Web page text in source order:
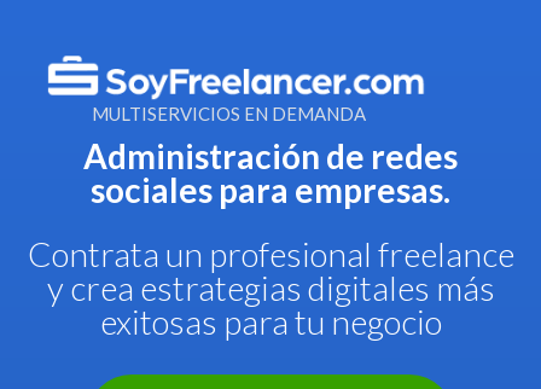
MULTISERVICIOS EN DEMANDA
Administración de redes
sociales para empresas.
Contrata un profesional freelance
y crea estrategias digitales más
exitosas para tu negocio